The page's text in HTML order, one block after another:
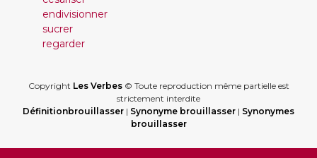
endivisionner
sucrer
regarder
Copyright Les Verbes© Toute reproduction même partielle est
strictement interdite
Définitionbrouillasser | Synonyme brouillasser | Synonymes
brouillasser